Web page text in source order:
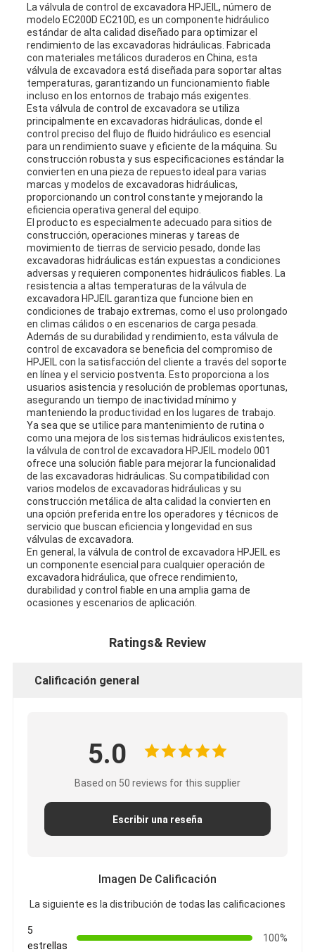
La válvula de control de excavadora HPJEIL, número de
modelo EC200D EC210D, es un componente hidráulico
estándar de alta calidad diseñado para optimizar el
rendimiento de las excavadoras hidráulicas. Fabricada
con materiales metálicos duraderos en China, esta
válvula de excavadora está diseñada para soportar altas
temperaturas, garantizando un funcionamiento fiable
incluso en los entornos de trabajo más exigentes.
Esta válvula de control de excavadora se utiliza
principalmente en excavadoras hidráulicas, donde el
control preciso del flujo de fluido hidráulico es esencial
para un rendimiento suave y eficiente de la máquina. Su
construcción robusta y sus especificaciones estándar la
convierten en una pieza de repuesto ideal para varias
marcas y modelos de excavadoras hidráulicas,
proporcionando un control constante y mejorando la
eficiencia operativa general del equipo.
El producto es especialmente adecuado para sitios de
construcción, operaciones mineras y tareas de
movimiento de tierras de servicio pesado, donde las
excavadoras hidráulicas están expuestas a condiciones
adversas y requieren componentes hidráulicos fiables. La
resistencia a altas temperaturas de la válvula de
excavadora HPJEIL garantiza que funcione bien en
condiciones de trabajo extremas, como el uso prolongado
en climas cálidos o en escenarios de carga pesada.
Además de su durabilidad y rendimiento, esta válvula de
control de excavadora se beneficia del compromiso de
HPJEIL con la satisfacción del cliente a través del soporte
en línea y el servicio postventa. Esto proporciona a los
usuarios asistencia y resolución de problemas oportunas,
asegurando un tiempo de inactividad mínimo y
manteniendo la productividad en los lugares de trabajo.
Ya sea que se utilice para mantenimiento de rutina o
como una mejora de los sistemas hidráulicos existentes,
la válvula de control de excavadora HPJEIL modelo 001
ofrece una solución fiable para mejorar la funcionalidad
de las excavadoras hidráulicas. Su compatibilidad con
varios modelos de excavadoras hidráulicas y su
construcción metálica de alta calidad la convierten en
una opción preferida entre los operadores y técnicos de
servicio que buscan eficiencia y longevidad en sus
válvulas de excavadora.
En general, la válvula de control de excavadora HPJEIL es
un componente esencial para cualquier operación de
excavadora hidráulica, que ofrece rendimiento,
durabilidad y control fiable en una amplia gama de
ocasiones y escenarios de aplicación.
Ratings& Review
Calificación general
5.0
Based on 50 reviews for this supplier
Escribir una reseña
Imagen De Calificación
La siguiente es la distribución de todas las calificaciones
5
estrellas
100%